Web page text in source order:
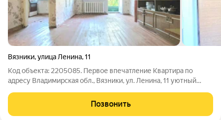
Вязники,улица Ленина,11
Код объекта: 2205085. Первое впечатление Квартира по
адресу Владимирская обл., Вязники, ул. Ленина, 11 уютный
светлые комнаты 16 и 14 м с окнами на улицу и во двор дарят
ощущение воздуха и
Позвонить